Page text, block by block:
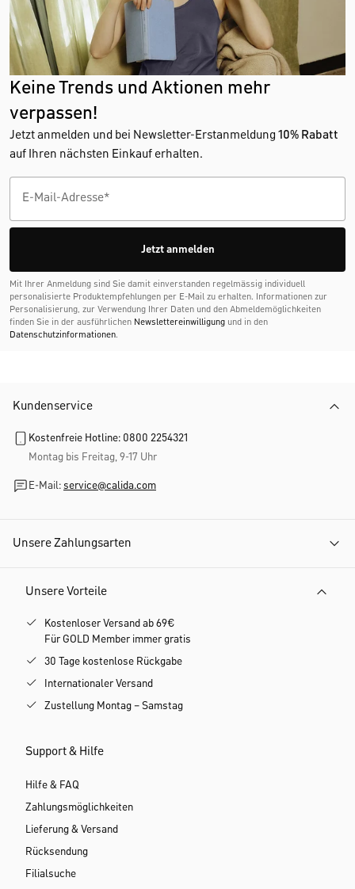
Keine Trends und Aktionen mehr
verpassen!
Jetzt anmelden und bei Newsletter-Erstanmeldung 10% Rabatt
auf Ihren nächsten Einkauf erhalten.
Jetzt anmelden
Mit Ihrer Anmeldung sind Sie damit einverstanden regelmässig individuell
personalisierte Produktempfehlungen per E-Mail zu erhalten. Informationen zur
Personalisierung, zur Verwendung Ihrer Daten und den Abmelde­möglichkeiten
finden Sie in der ausführlichen Newslettereinwilligung und in den
Datenschutzinformationen.
Kundenservice
Kostenfreie Hotline: 0800 2254321
Montag bis Freitag, 9-17 Uhr
E-Mail: service@calida.com
Unsere Zahlungsarten
Unsere Vorteile
Kostenloser Versand ab 69€
Für GOLD Member immer gratis
30 Tage kostenlose Rückgabe
Internationaler Versand
Zustellung Montag – Samstag
Support & Hilfe
Hilfe & FAQ
Zahlungsmöglichkeiten
Lieferung & Versand
Rücksendung
Filialsuche